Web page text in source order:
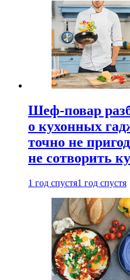
Шеф-повар
о кухонных
точно не
не сотворить
1 год спустя1 год спустя